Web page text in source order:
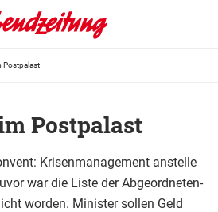
Postpalast
Postpalast
Krisenmanagement anstelle
war die Liste der Abgeordneten-
worden. Minister sollen Geld